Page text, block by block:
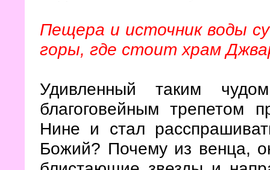
Пещера и источник воды
горы, где стоит храм
Удивленный таким
благоговейным трепетом
Нине и стал
Божий? Почему из венца,